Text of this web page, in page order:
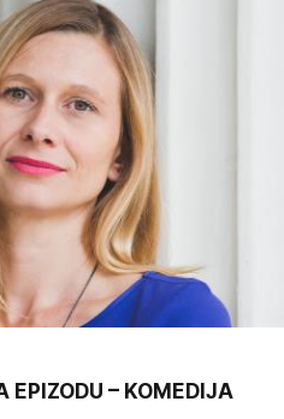
EPIZODU – KOMEDIJA